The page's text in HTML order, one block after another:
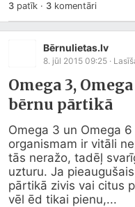
3patīk · 3komentāri
Bērnulietas.lv
8. jūl 2015 09:25 ·
Omega 3,
bērnu pārtikā
Omega 3 un Omega
organismam ir vitāli
tās neražo, tadēļ
uzturu. Ja
pārtikā zivis vai citus
vēl ēd tikai pienu,...